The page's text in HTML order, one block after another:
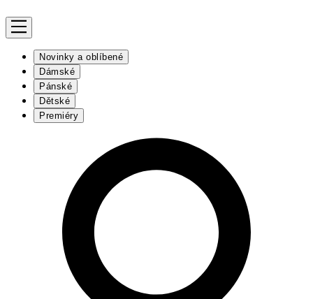
Novinky a oblíbené
Dámské
Pánské
Dětské
Premiéry